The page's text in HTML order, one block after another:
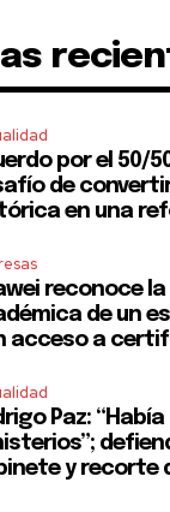
por el 50/
de
en una
reconoce
de un
acceso a
Paz:
y recorte